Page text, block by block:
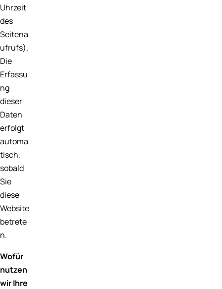
Uhrzeit
des
Seitena
ufrufs).
Die
Erfassu
ng
dieser
Daten
erfolgt
automa
tisch,
sobald
Sie
diese
Website
betrete
n.
Wofür
nutzen
wir Ihre